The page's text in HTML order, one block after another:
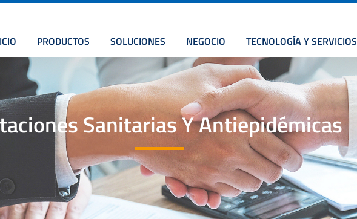
PRODUCTOS SOLUCIONES NEGOCIO TECNOLOGÍA Y SERVICIOS
Sanitarias Y Antiepidémicas